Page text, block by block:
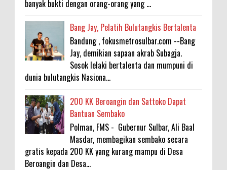
banyak bukti dengan orang-orang yang ...
Bang Jay, Pelatih Bulutangkis Bertalenta
Bandung , fokusmetrosulbar.com --Bang
Jay, demikian sapaan akrab Subagja.
Sosok lelaki bertalenta dan mumpuni di
dunia bulutangkis Nasiona...
200 KK Beroangin dan Sattoko Dapat
Bantuan Sembako
Polman, FMS - Gubernur Sulbar, Ali Baal
Masdar, membagikan sembako secara
gratis kepada 200 KK yang kurang mampu di Desa
Beroangin dan Desa...